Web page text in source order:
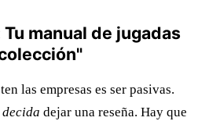
manual de jugadas
las empresas es ser pasivas.
decida dejar una reseña. Hay que